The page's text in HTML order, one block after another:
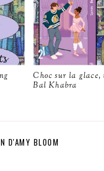
Choc sur la glace,
Bal Khabra
D'AMY BLOOM